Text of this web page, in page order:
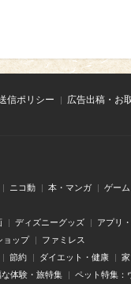
信ポリシー
広告出稿・お
ニコ動 本・マンガ ゲーム
ディズニーグッズ アプリ
ョップ ファミレス
節約 ダイエット・健康
体験・旅特集 ペット特集：